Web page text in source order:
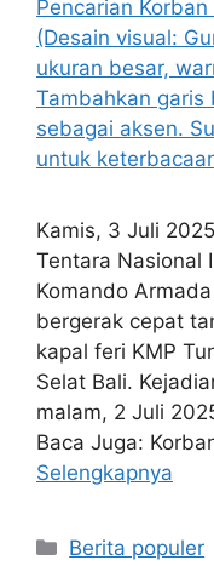
Kamis, 3 Juli
Tentara Nasional
Komando
bergerak cepat
kapal feri KMP
Selat Bali.
malam, 2 Juli
Baca Juga:
Selengkapnya
Kategori
Berita populer